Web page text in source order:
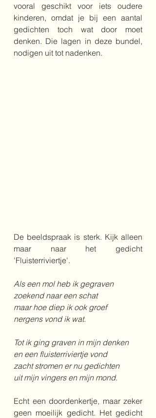
vooral geschikt voor iets oudere
kinderen, omdat je bij een aantal
gedichten toch wat door moet
denken. Die lagen in deze bundel,
nodigen uit tot nadenken.
De beeldspraak is sterk. Kijk alleen
maar naar het gedicht
'Fluisterriviertje'.
Als een mol heb ik gegraven
zoekend naar een schat
maar hoe diep ik ook groef
nergens vond ik wat.
Tot ik ging graven in mijn denken
en een fluisterriviertje vond
zacht stromen er nu gedichten
uit mijn vingers en mijn mond.
Echt een doordenkertje, maar zeker
geen moeilijk gedicht. Het gedicht